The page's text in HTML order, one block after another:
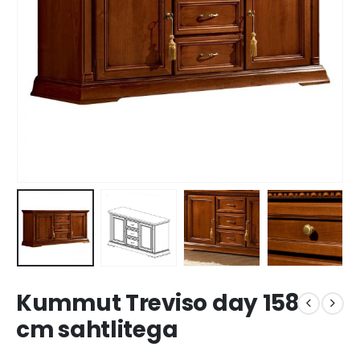
Kummut Treviso day 158
cm sahtlitega